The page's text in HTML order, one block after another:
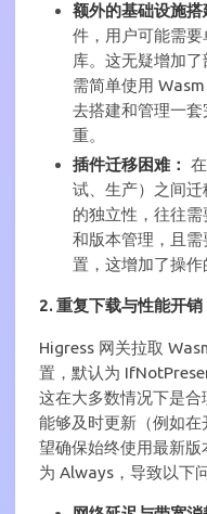
额外的基础设施搭
件，用户可能需
库。这无疑增加
需简单使用
去搭建和管理一
重。
插件迁移困难：
试、生产）之间
的独立性，往往
和版本管理，且
置，这增加了操作
2. 重复下载与性能开
Higress 网关拉取
置，默认为
这在大多数情况下是
能够及时更新（例如
望确保始终使用最新
为 Always，导致以下